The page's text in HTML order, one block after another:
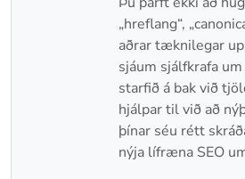
„hreflang“,
aðrar tæknilegar
sjáum sjálfkrafa
starfið á bak við
hjálpar til við að
þínar séu rétt
nýja lífræna SEO